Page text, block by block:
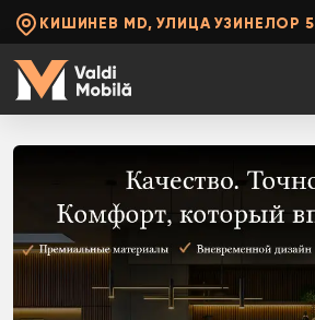
КИШИНЕВ MD, УЛИЦА УЗИНЕЛОР 5